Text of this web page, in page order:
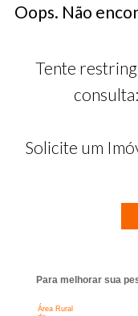
Oops. Não
Tente
consulta:
Solicite um
Para melhorar sua
Área Rural